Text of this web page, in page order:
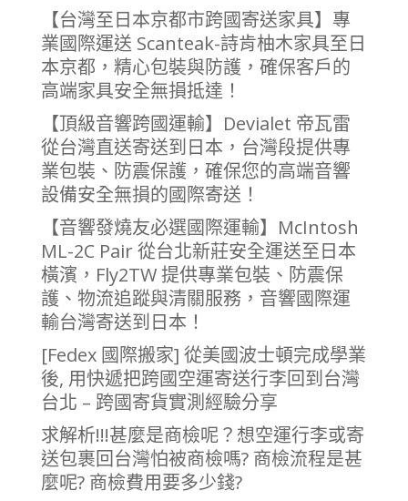
【台灣至日本京都市跨國寄送家具】專
業國際運送 Scanteak-詩肯柚木家具至日
本京都，精心包裝與防護，確保客戶的
高端家具安全無損抵達！
【頂級音響跨國運輸】Devialet 帝瓦雷
從台灣直送寄送到日本，台灣段提供專
業包裝、防震保護，確保您的高端音響
設備安全無損的國際寄送！
【音響發燒友必選國際運輸】McIntosh
ML-2C Pair 從台北新莊安全運送至日本
橫濱，Fly2TW 提供專業包裝、防震保
護、物流追蹤與清關服務，音響國際運
輸台灣寄送到日本！
[Fedex 國際搬家] 從美國波士頓完成學業
後, 用快遞把跨國空運寄送行李回到台灣
台北 – 跨國寄貨實測經驗分享
求解析!!!甚麼是商檢呢？想空運行李或寄
送包裹回台灣怕被商檢嗎? 商檢流程是甚
麼呢? 商檢費用要多少錢?